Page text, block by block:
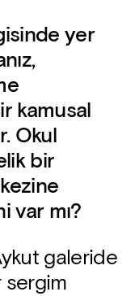
yer
kamusal
Okul
bir
var mı?
galeride
sergim